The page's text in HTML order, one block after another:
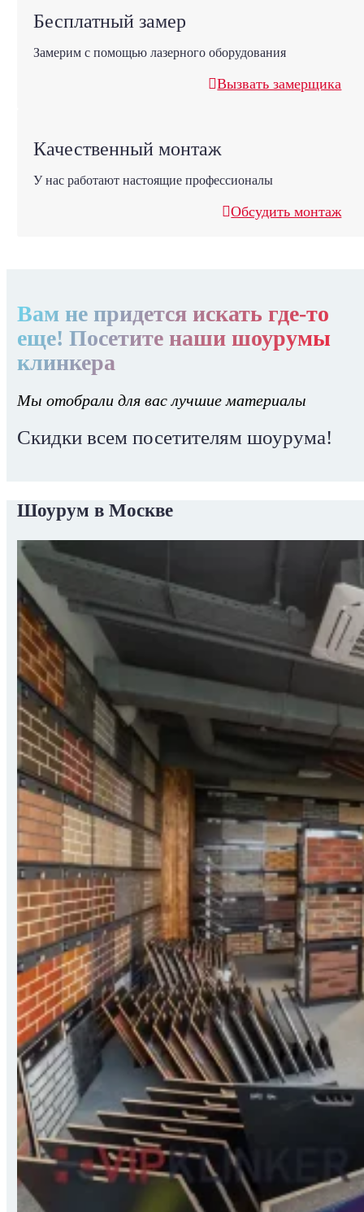
Бесплатный замер
Замерим с помощью лазерного оборудования
Вызвать замерщика
Качественный монтаж
У нас работают настоящие профессионалы
Обсудить монтаж
Вам не придется искать где-то
еще! Посетите наши шоурумы
клинкера
Мы отобрали для вас лучшие материалы
Скидки всем посетителям шоурума!
Шоурум в Москве